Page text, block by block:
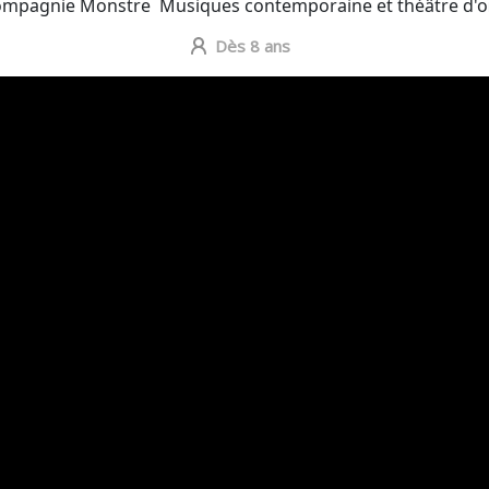
Monstre Musiques contemporaine et théâtre
Dès 8 ans